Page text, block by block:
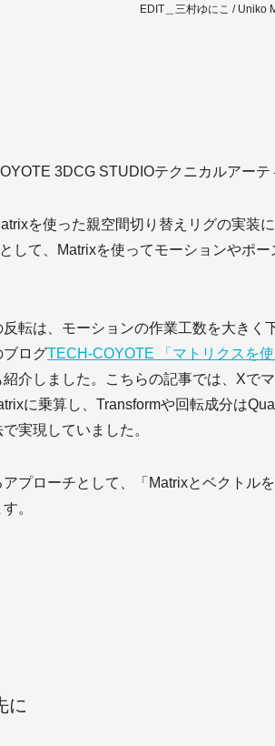
EDIT＿三村ゆにこ / Uniko
3DCG STUDIOテクニカルアーテ
を使った親空間切り替えリグの実装
して、Matrixを使ってモーションやポー
転は、モーションの作業工数を大きく
ブログTECH-COYOTE 「マトリクスを
紹介しました。こちらの記事では、Xで
に乗算し、Transformや回転成分は
実現していました。
プローチとして、「Matrixとベクトル
。
に